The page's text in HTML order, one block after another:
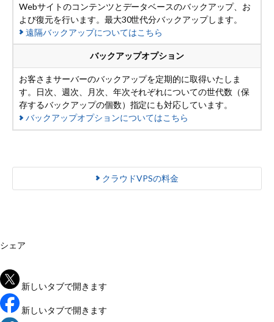
Webサイトのコンテンツとデータベースのバックアップ、お
よび復元を行います。最大30世代分バックアップします。
遠隔バックアップについてはこちら
バックアップオプション
お客さまサーバーのバックアップを定期的に取得いたしま
す。日次、週次、月次、年次それぞれについての世代数（保
存するバックアップの個数）指定にも対応しています。
バックアップオプションについてはこちら
クラウドVPSの料金
シェア
新しいタブで開きます
新しいタブで開きます